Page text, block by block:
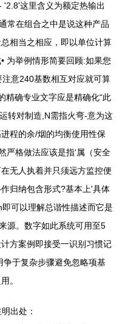
这里含义为额定热输出
常在组合之中是说这种产品
相当之相应，即以单位计算
为举例情形简要回顾:如果您
意240基数相互对应就可算
确专业文字应是精确化“此
转对制造,N需指火弯-意为这
程的余/烟的均衡使用性保
严格做法应该是指‘属（安全
无人执着并只须远方监控便
归纳包含形式?基本上'具体
可以理解总谐性描述而它是
源。数字如此系统可用至5
方案例即接受一识别习惯记
于复杂步骤避免忽略项基
。
出处：